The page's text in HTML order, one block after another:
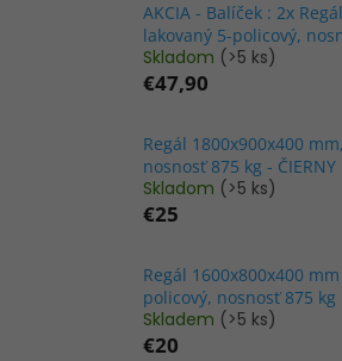
AKCIA - Balíček : 2x
lakovaný 5-policový,
Skladom (>5 ks)
€47,90
Regál 1800x900x400
nosnosť 875 kg - ČIERNY
Skladom (>5 ks)
€25
Regál 1600x800x400
policový, nosnosť 875 kg
Skladem (>5 ks)
€20